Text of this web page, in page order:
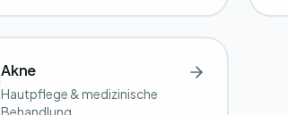
Akne
Hautpflege & medizinische
Behandlung